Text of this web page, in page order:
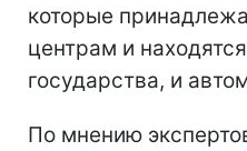
которые
центрам и
государства, и
По мнению